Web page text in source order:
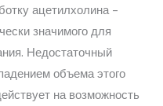
ацетилхолина –
значимого для
Недостаточный
объема этого
на возможность